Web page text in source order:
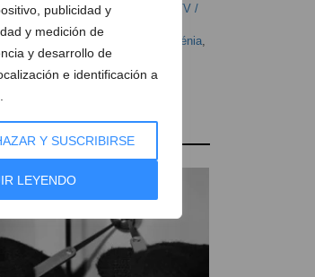
publicidad y
y medición de
y desarrollo de
e identificación a
Y SUSCRIBIRSE
LEYENDO
,Reparación,
TV /
, cámaras de vigilancia dénia
Dénia estudios energéticos dénia,
Dénia,instalación antenas dénia
eléctricas,instalaciones